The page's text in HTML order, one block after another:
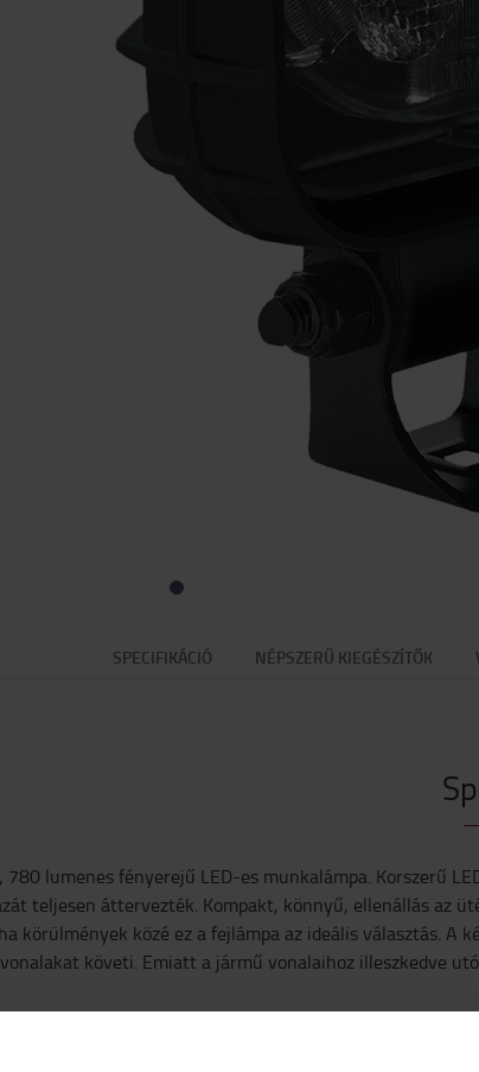
SPECIFIKÁCIÓ NÉPSZERŰ KIEGÉSZÍTŐK
lumenes fényerejű LED-es munkalámpa. Korszerű
teljesen áttervezték. Kompakt, könnyű, ellenállás az
körülmények közé ez a fejlámpa az ideális választás. A
követi. Emiatt a jármű vonalaihoz illeszkedve